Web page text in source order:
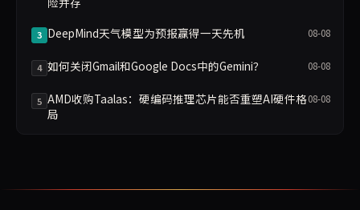
3 DeepMind天气模型为预报赢得一天先机 08-08
4 如何关闭Gmail和Google Docs中的Gemini？ 08-08
5 AMD收购Taalas：硬编码推理芯片能否重塑AI硬件格
局
08-08